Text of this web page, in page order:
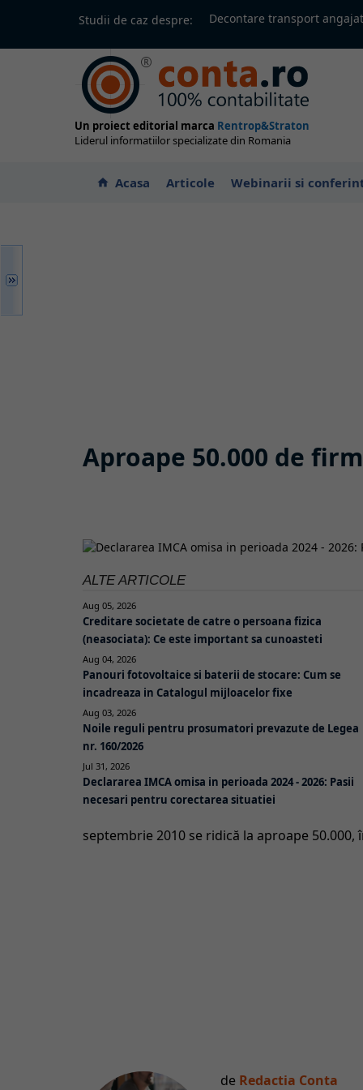
Studii de caz despre: Decontare transport
Un proiect editorial marca Rentrop&Straton
Liderul informatiilor specializate din Romania
home Acasa Articole Webinarii si
Aproape 50.000 de
ALTE ARTICOLE
Aug 05, 2026
Creditare societate de catre o persoana fizica
(neasociata): Ce este important sa cunoasteti
Aug 04, 2026
Panouri fotovoltaice si baterii de stocare: Cum se
incadreaza in Catalogul mijloacelor fixe
Aug 03, 2026
Noile reguli pentru prosumatori prevazute de Legea
nr. 160/2026
Jul 31, 2026
Declararea IMCA omisa in perioada 2024 - 2026: Pasii
necesari pentru corectarea situatiei
septembrie 2010 se ridică la aproape
de Redactia Conta